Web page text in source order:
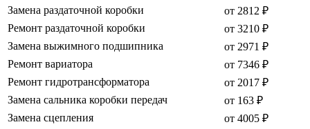
Замена раздаточной коробки
от 2812 ₽
Ремонт раздаточной коробки
от 3210 ₽
Замена выжимного подшипника
от 2971 ₽
Ремонт вариатора
от 7346 ₽
Ремонт гидротрансформатора
от 2017 ₽
Замена сальника коробки передач
от 163 ₽
Замена сцепления
от 4005 ₽